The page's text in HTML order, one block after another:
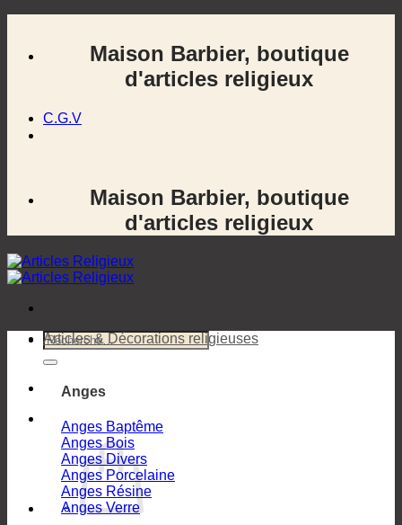
contenu
Maison Barbier, boutique
d'articles religieux
C.G.V
Maison Barbier, boutique
d'articles religieux
Recherche
pour :
Articles & Décorations religieuses
Anges
Anges Baptême
Anges Bois
Anges Divers
Anges Porcelaine
Anges Résine
Anges Verre